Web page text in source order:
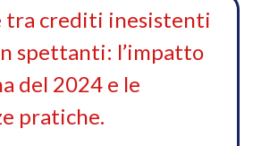
tra crediti inesistenti
spettanti: l’impatto
del 2024 e le
pratiche.